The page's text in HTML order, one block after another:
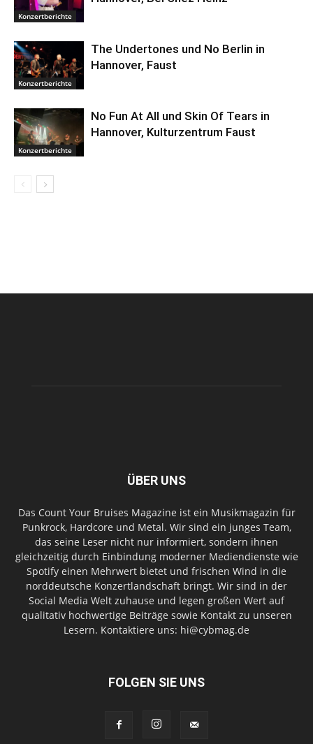
Konzertberichte
Konzertberichte
The Undertones und No Berlin in
Hannover, Faust
Konzertberichte
No Fun At All und Skin Of Tears in
Hannover, Kulturzentrum Faust
ÜBER UNS
Das Count Your Bruises Magazine ist ein Musikmagazin für
Punkrock, Hardcore und Metal. Wir sind ein junges Team,
das seine Leser nicht nur informiert, sondern ihnen
gleichzeitig durch Einbindung moderner Mediendienste wie
Spotify einen Mehrwert bietet und frischen Wind in die
norddeutsche Konzertlandschaft bringt. Wir sind in der
Social Media Welt zuhause und legen großen Wert auf
qualitativ hochwertige Beiträge sowie Kontakt zu unseren
Lesern. Kontaktiere uns: hi@cybmag.de
FOLGEN SIE UNS